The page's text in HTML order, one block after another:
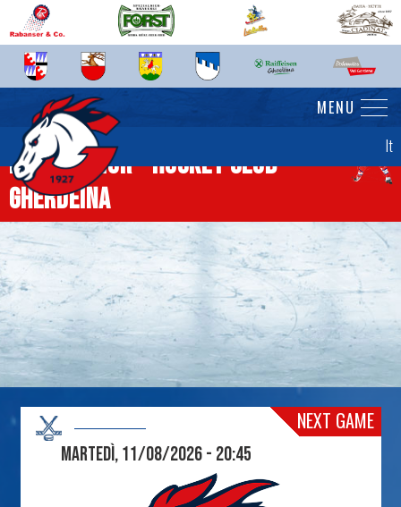
It
MENU
News senior - Hockey Club
Gherdëina
NEXT GAME
Martedì, 11/08/2026 - 20:45